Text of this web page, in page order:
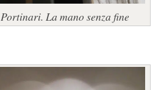
Portinari. La mano senza fine